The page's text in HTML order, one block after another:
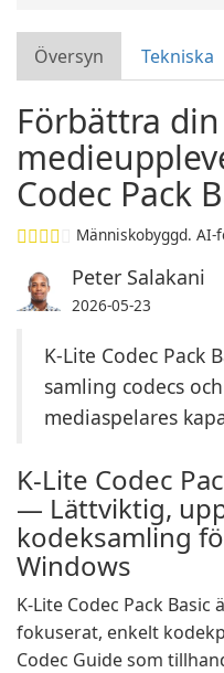
Översyn Tekniska
Förbättra din
Codec Pack
Människobyggd.
Peter Salakani
2026-05-23
K-Lite Codec Pack
samling codecs
mediaspelares
K-Lite Codec
— Lättviktig,
kodeksamling
Windows
K-Lite Codec Pack Basic
fokuserat, enkelt
Codec Guide som